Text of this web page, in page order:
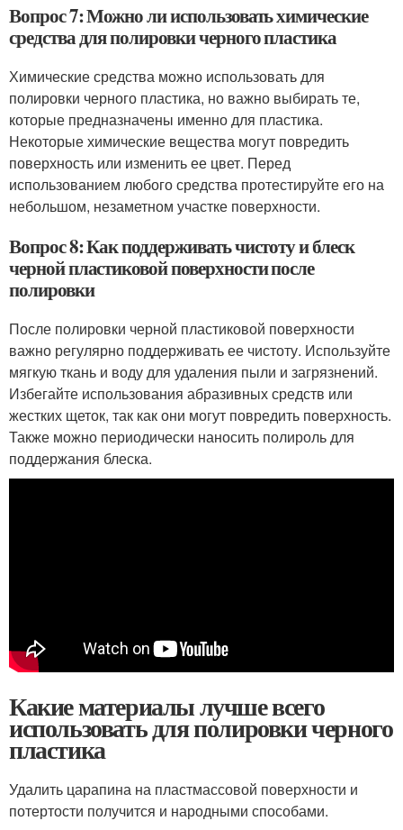
Вопрос 7: Можно ли использовать химические
средства для полировки черного пластика
Химические средства можно использовать для
полировки черного пластика, но важно выбирать те,
которые предназначены именно для пластика.
Некоторые химические вещества могут повредить
поверхность или изменить ее цвет. Перед
использованием любого средства протестируйте его на
небольшом, незаметном участке поверхности.
Вопрос 8: Как поддерживать чистоту и блеск
черной пластиковой поверхности после
полировки
После полировки черной пластиковой поверхности
важно регулярно поддерживать ее чистоту. Используйте
мягкую ткань и воду для удаления пыли и загрязнений.
Избегайте использования абразивных средств или
жестких щеток, так как они могут повредить поверхность.
Также можно периодически наносить полироль для
поддержания блеска.
Какие материалы лучше всего
использовать для полировки черного
пластика
Удалить царапина на пластмассовой поверхности и
потертости получится и народными способами.